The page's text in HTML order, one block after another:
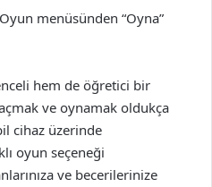
menüsünden “Oyna”
hem de öğretici bir
ve oynamak oldukça
cihaz üzerinde
oyun seçeneği
ve becerilerinize